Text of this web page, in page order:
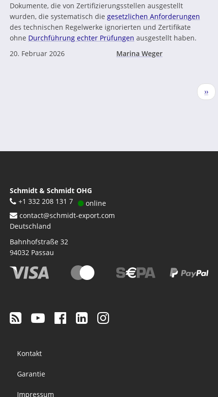
Dokumente, die von Zertifizierungsstellen ausgestellt
wurden, die systematisch die gesetzlichen Anforderungen
des technischen Regelwerke ignorierten und Zertifikate
ohne Durchführung echter Prüfungen ausgestellt haben.
20. Februar 2026
Marina Weger
››
Schmidt & Schmidt OHG
+1 332 208 131 7
online
contact@schmidt-export.com
Deutschland
Bahnhofstraße 32
94032 Passau
menu
Kontakt
Garantie
Impressum